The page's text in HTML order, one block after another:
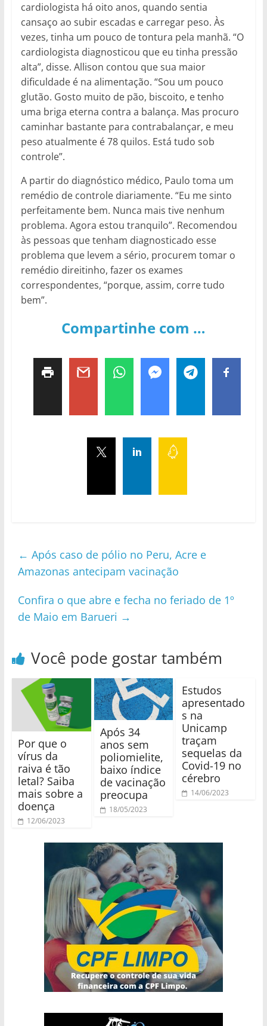
cardiologista há oito anos, quando sentia
cansaço ao subir escadas e carregar peso. Às
vezes, tinha um pouco de tontura pela manhã. “O
cardiologista diagnosticou que eu tinha pressão
alta”, disse. Allison contou que sua maior
dificuldade é na alimentação. “Sou um pouco
glutão. Gosto muito de pão, biscoito, e tenho
uma briga eterna contra a balança. Mas procuro
caminhar bastante para contrabalançar, e meu
peso atualmente é 78 quilos. Está tudo sob
controle”.
A partir do diagnóstico médico, Paulo toma um
remédio de controle diariamente. “Eu me sinto
perfeitamente bem. Nunca mais tive nenhum
problema. Agora estou tranquilo”. Recomendou
às pessoas que tenham diagnosticado esse
problema que levem a sério, procurem tomar o
remédio direitinho, fazer os exames
correspondentes, “porque, assim, corre tudo
bem”.
Compartinhe com …
← Após caso de pólio no Peru, Acre e
Amazonas antecipam vacinação
Confira o que abre e fecha no feriado de 1º
de Maio em Barueri →
Você pode gostar também
Por que o
vírus da
raiva é tão
letal? Saiba
mais sobre a
doença
12/06/2023
Após 34
anos sem
poliomielite,
baixo índice
de vacinação
preocupa
18/05/2023
Estudos
apresentado
s na
Unicamp
traçam
sequelas da
Covid-19 no
cérebro
14/06/2023